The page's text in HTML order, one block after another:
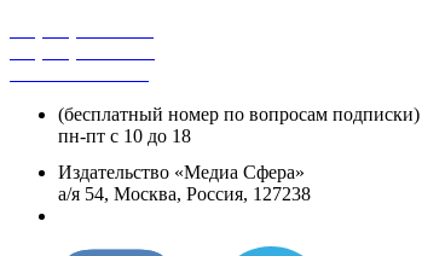
(бесплатный номер по вопросам подписки)
пн-пт с 10 до 18
Издательство «Медиа Сфера»
а/я 54, Москва, Россия, 127238